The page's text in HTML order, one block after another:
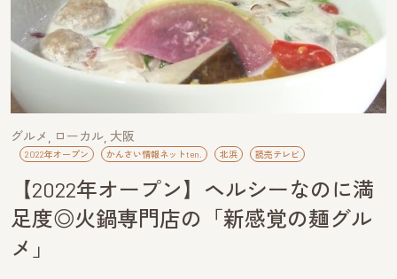
グルメ ローカル 大阪
2022年オープン かんさい情報ネットten. 北浜 読売テレビ
【2022年オープン】ヘルシーなのに満
足度◎火鍋専門店の「新感覚の麺グル
メ」